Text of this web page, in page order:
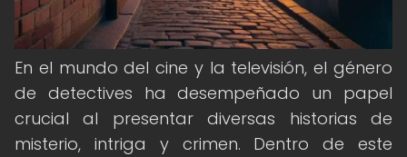
En el mundo del cine y la televisión, el género
de detectives ha desempeñado un papel
crucial al presentar diversas historias de
misterio, intriga y crimen. Dentro de este